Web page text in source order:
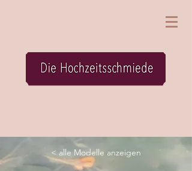
< alle Modelle anzeigen